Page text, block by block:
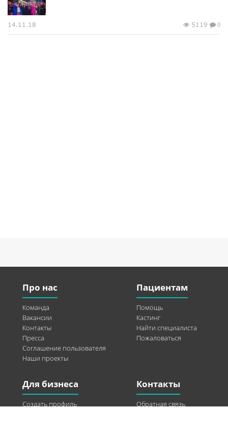
14.11.18 5119 0
Про нас
Команда
Вакансии
Контакты
Пресса
Соглашение пользователя
Наши проекты
Пациентам
Помощь
Кастинг
Найти специалиста
Пожаловаться
Для бизнеса
Создать профиль
Контакты
Обратная связь